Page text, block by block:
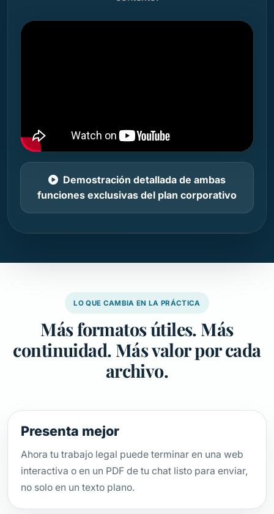
Demostración detallada de ambas
funciones exclusivas del plan corporativo
LO QUE CAMBIA EN LA PRÁCTICA
Más formatos útiles. Más
continuidad. Más valor por cada
archivo.
Presenta mejor
Ahora tu trabajo legal puede terminar en una web
interactiva o en un PDF de tu chat listo para enviar,
no solo en un texto plano.